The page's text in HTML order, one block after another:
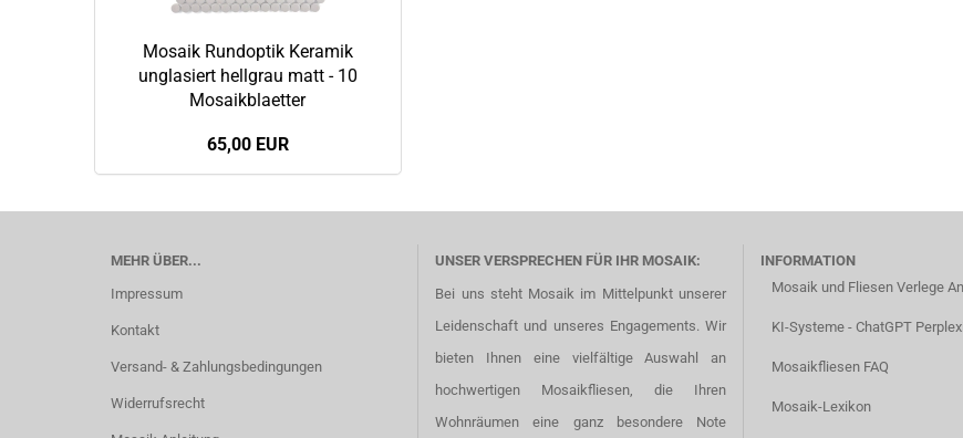
Mosaik Rundoptik Keramik
unglasiert hellgrau matt - 10
Mosaikblaetter
65,00 EUR
MEHR ÜBER...
Impressum
Kontakt
Versand- & Zahlungsbedingungen
Widerrufsrecht
UNSER VERSPRECHEN FÜR IHR MOSAIK:
Bei uns steht Mosaik im Mittelpunkt unserer
Leidenschaft und unseres Engagements. Wir
bieten Ihnen eine vielfältige Auswahl an
hochwertigen Mosaikfliesen, die Ihren
Wohnräumen eine ganz besondere Note
INFORMATION
Mosaik und Fliesen Verlege
KI-Systeme - ChatGPT
Mosaikfliesen FAQ
Mosaik-Lexikon